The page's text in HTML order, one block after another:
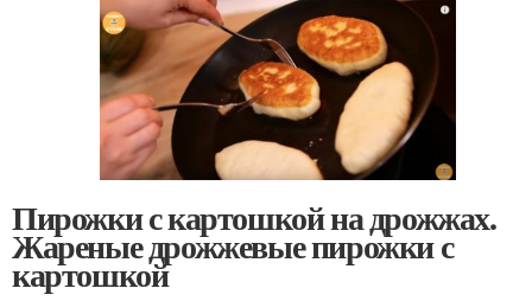
Пирожки с картошкой на дрожжах.
Жареные дрожжевые пирожки с
картошкой